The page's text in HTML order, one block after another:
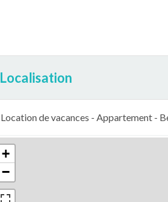
Localisation
Location de vacances - Appartement -
+
−